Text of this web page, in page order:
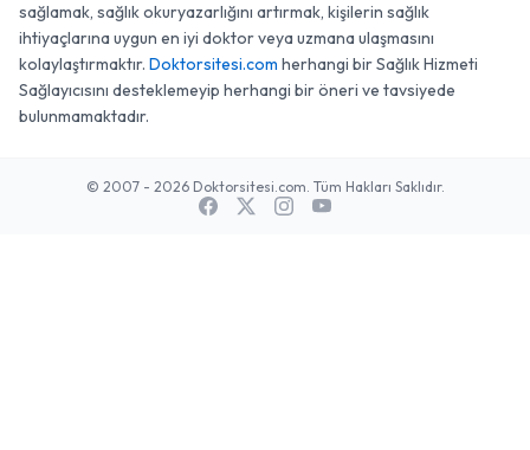
sağlamak, sağlık okuryazarlığını artırmak, kişilerin sağlık
ihtiyaçlarına uygun en iyi doktor veya uzmana ulaşmasını
kolaylaştırmaktır. Doktorsitesi.com herhangi bir Sağlık Hizmeti
Sağlayıcısını desteklemeyip herhangi bir öneri ve tavsiyede
bulunmamaktadır.
© 2007 - 2026 Doktorsitesi.com. Tüm Hakları Saklıdır.